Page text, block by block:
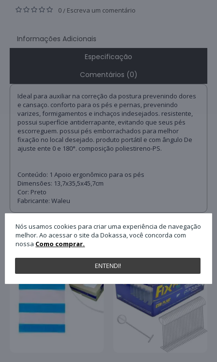
0 / Escreva um comentário
Informações Adicionais
Especificação
Comentários (0)
Ideal para auxiliar na correção da postura prevenindo dores
e cansaço. conforto para os pés e pernas, prevenindo
varizes, formigamentos e inchaços indesejados. resistente,
possui superfície antiderrapante, evitando que seus pés
escorreguem. possui pés emborrachados para melhor
fixação no local desejado. produto portátil e com ângulo De
ajuste ente 0 e 180°. composição poliestireno-PS.
Conteúdo: 1 Apoio ergonômico para os pés
Dimensões: 13,7x35,5x45,7cm
Cor: Preto
Fabricante: Waleu
QUEM COMPROU ESTE PRODUTO,
Nós usamos cookies para criar uma experiência de navegação
melhor. Ao acessar o site da Dokassa, você concorda com
nossa Como comprar.
ENTENDI!